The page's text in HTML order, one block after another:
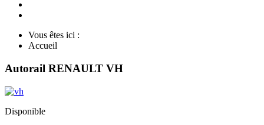
Vous êtes ici :
Accueil
Autorail RENAULT VH
Disponible